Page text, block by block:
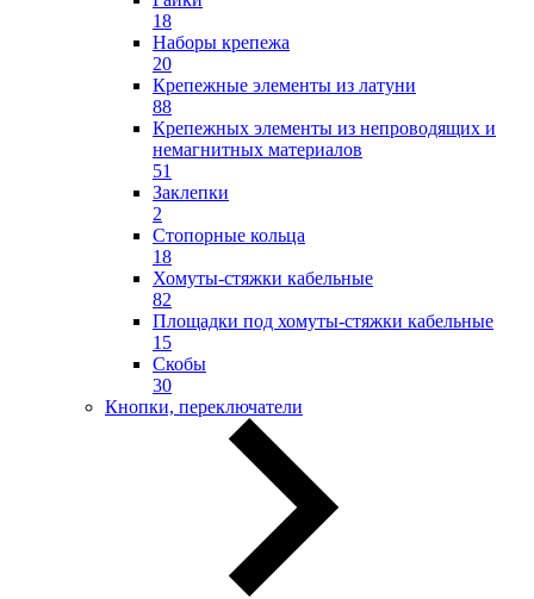
18
Наборы крепежа
20
Крепежные элементы из латуни
88
Крепежных элементы из непроводящих и
немагнитных материалов
51
Заклепки
2
Стопорные кольца
18
Хомуты-стяжки кабельные
82
Площадки под хомуты-стяжки кабельные
15
Скобы
30
Кнопки, переключатели